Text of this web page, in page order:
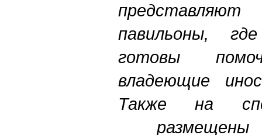
павильоны,
готовы
владеющие
Также на
размещены